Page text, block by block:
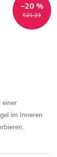
€21,23
–20 %
einer
im Inneren